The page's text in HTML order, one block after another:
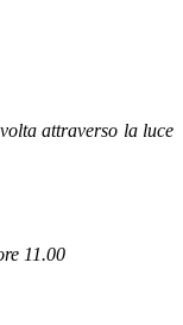
attraverso la luce
11.00